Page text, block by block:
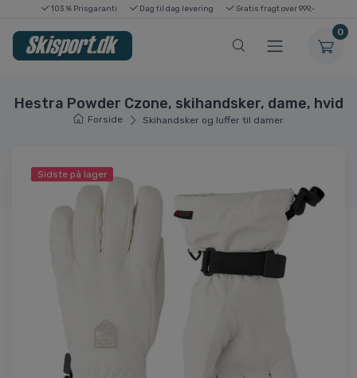
103 % Prisgaranti Dag til dag levering Gratis fragt over 999,-
0
Hestra Powder Czone, skihandsker, dame, hvid
Forside Skihandsker og luffer til damer
Sidste på lager